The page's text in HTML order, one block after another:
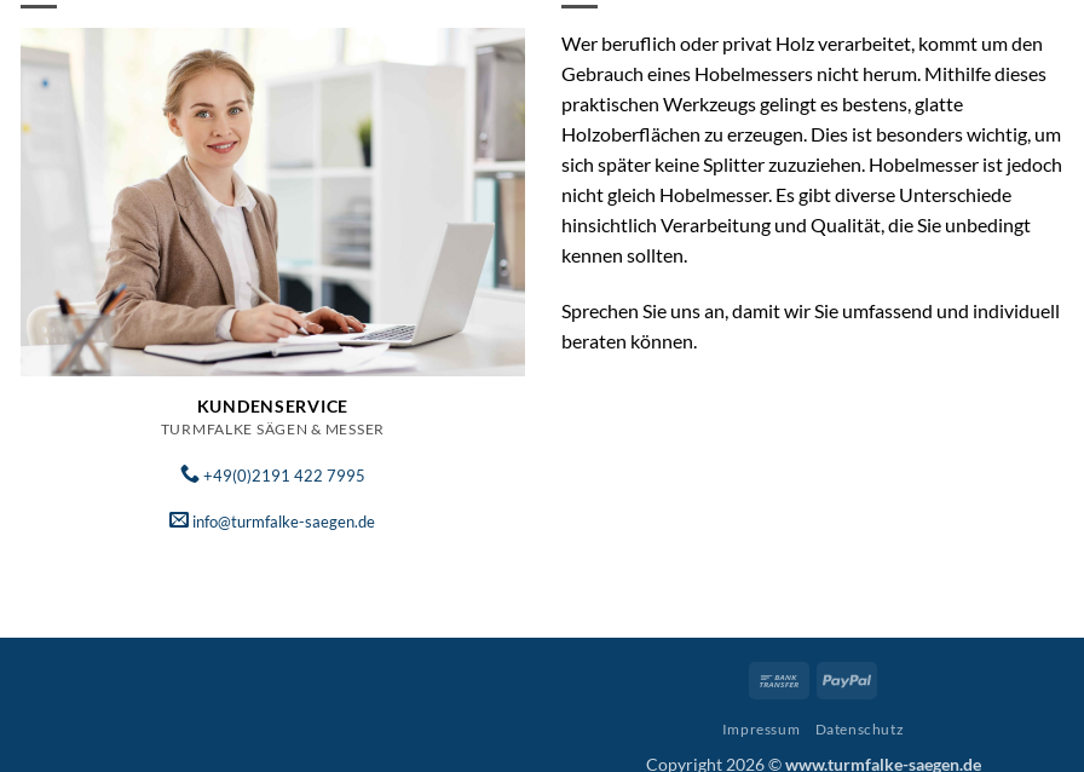
KUNDENSERVICE
TURMFALKE SÄGEN & MESSER
+49(0)2191 422 7995
info@turmfalke-saegen.de
Wer beruflich oder privat Holz verarbeitet, kommt um den
Gebrauch eines Hobelmessers nicht herum. Mithilfe dieses
praktischen Werkzeugs gelingt es bestens, glatte
Holzoberflächen zu erzeugen. Dies ist besonders wichtig, um
sich später keine Splitter zuzuziehen. Hobelmesser ist jedoch
nicht gleich Hobelmesser. Es gibt diverse Unterschiede
hinsichtlich Verarbeitung und Qualität, die Sie unbedingt
kennen sollten.
Sprechen Sie uns an, damit wir Sie umfassend und individuell
beraten können.
Bank
Impressum Datenschutz
Copyright 2026 ©www.turmfalke-saegen.de